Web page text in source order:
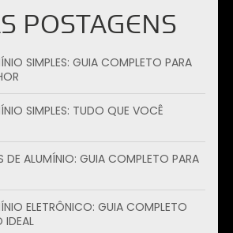
POSTAGENS
IDEAL